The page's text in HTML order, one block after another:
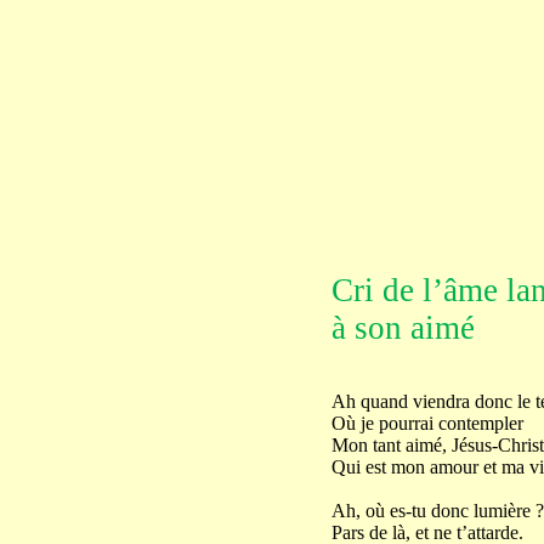
Cri de l’âme
à son aimé
Ah quand viendra donc le
Où je pourrai contempler
Mon tant aimé, Jésus-
Qui est mon amour et ma
Ah, où es-tu donc lumière ?
Pars de là, et ne t’attarde.